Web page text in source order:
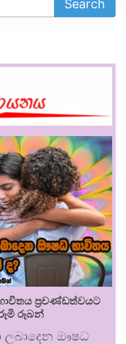
ප්‍රචණ්ඩත්වයට
රූබන්
ලබාදෙන ඖෂධ